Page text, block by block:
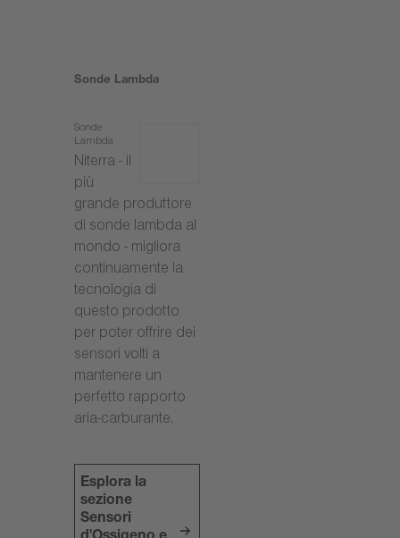
Sonde Lambda
Sonde
Lambda
Niterra - il
più
grande produttore
di sonde lambda al
mondo - migliora
continuamente la
tecnologia di
questo prodotto
per poter offrire dei
sensori volti a
mantenere un
perfetto rapporto
aria-carburante.
Esplora la
sezione
Sensori